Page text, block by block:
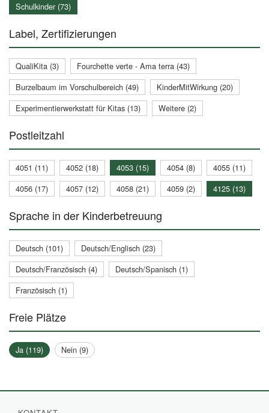
Schulkinder (73)
Label, Zertifizierungen
QualiKita (3)
Fourchette verte - Ama terra (43)
Burzelbaum im Vorschulbereich (49)
KinderMitWirkung (20)
Experimentierwerkstatt für Kitas (13)
Weitere (2)
Postleitzahl
4051 (11) 4052 (18) 4053 (15) 4054 (8)
4055 (11)
4056 (17)
4057 (12) 4058 (21) 4059 (2) 4125 (13)
Sprache in der Kinderbetreuung
Deutsch (101)
Deutsch/Englisch (23)
Deutsch/Französisch (4)
Deutsch/Spanisch (1)
Französisch (1)
Freie Plätze
Ja (119) Nein (9)